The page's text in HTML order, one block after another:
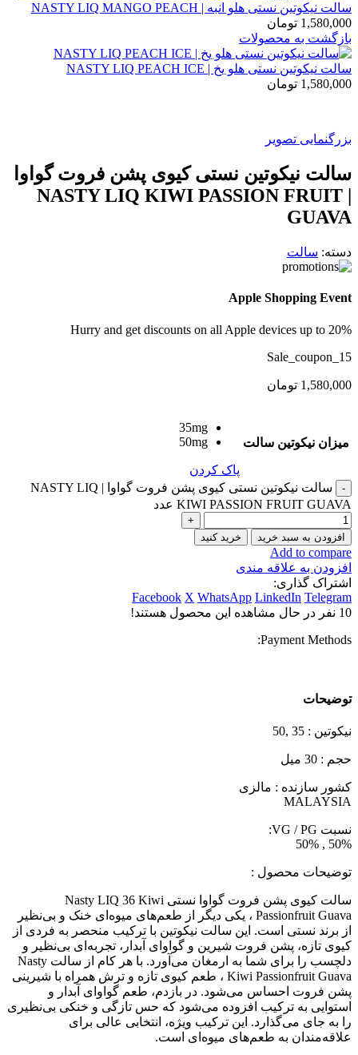
سالت نیکوتین نستی هلو انبه | NASTY LIQ MANGO PEACH
1,580,000 تومان
بازگشت به محصولات
سالت نیکوتین نستی هلو یخ | NASTY LIQ PEACH ICE
1,580,000 تومان
بزرگنمایی تصویر
سالت نیکوتین نستی کیوی پشن فروت گواوا
| NASTY LIQ KIWI PASSION FRUIT
GUAVA
دسته: سالت
Apple Shopping Event
Hurry and get discounts on all Apple devices up to 20%
Sale_coupon_15
1,580,000 تومان
میزان نیکوتین سالت
35mg
50mg
پاک کردن
سالت نیکوتین نستی کیوی پشن فروت گواوا | NASTY LIQ
KIWI PASSION FRUIT GUAVA عدد
افزودن به سبد خرید خرید کنید
Add to compare
افزودن به علاقه مندی
اشتراک گذاری:
Facebook X WhatsApp LinkedIn Telegram
10 نفر در حال مشاهده این محصول هستند!
Payment Methods:
توضیحات
نیکوتین : 35 ,50
حجم : 30 میل
کشور سازنده : مالزی
MALAYSIA
نسبت VG / PG:
50% , 50%
توضیحات محصول :
سالت کیوی پشن فروت گواوا نستی Nasty LIQ 36 Kiwi
Passionfruit Guava ، یکی دیگر از طعم‌های میوه‌ای خنک و بی‌نظیر
از برند نستی است. این سالت نیکوتین با ترکیب منحصر به فردی از
کیوی تازه، پشن فروت شیرین و گواوای آبدار، تجربه‌ای بی‌نظیر و
دلچسب را برای شما به ارمغان می‌آورد. با هر کام از سالت Nasty
Kiwi Passionfruit Guava ، طعم کیوی تازه و ترش همراه با شیرینی
پشن فروت احساس می‌شود. در بازدم، طعم گواوای آبدار و
استوایی به ترکیب افزوده می‌شود که حس تازگی و خنکی بی‌نظیری
را به جای می‌گذارد. این ترکیب ویژه، انتخابی عالی برای
علاقه‌مندان به طعم‌های میوه‌ای است.